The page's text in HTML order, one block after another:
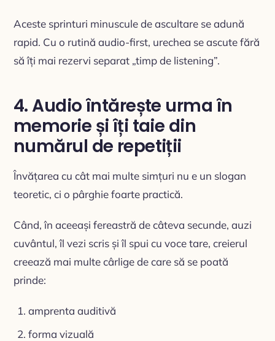
Aceste sprinturi minuscule de ascultare se adună
rapid. Cu o rutină audio-first, urechea se ascute fără
să îți mai rezervi separat „timp de listening”.
4. Audio întărește urma în
memorie și îți taie din
numărul de repetiții
Învățarea cu cât mai multe simțuri nu e un slogan
teoretic, ci o pârghie foarte practică.
Când, în aceeași fereastră de câteva secunde, auzi
cuvântul, îl vezi scris și îl spui cu voce tare, creierul
creează mai multe cârlige de care să se poată
prinde:
amprenta auditivă
forma vizuală